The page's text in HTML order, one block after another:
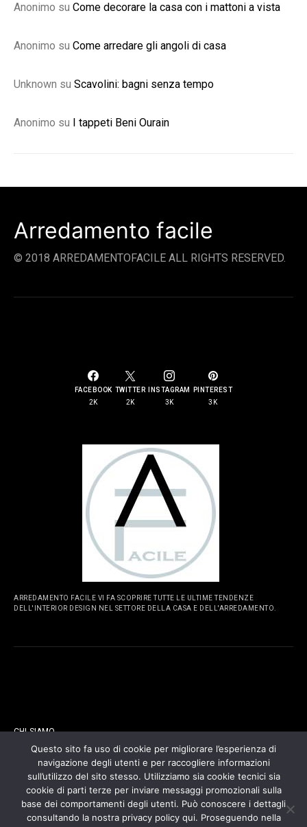
Anonimo su Come decorare la casa con i mattoni a vista
Anonimo su Come arredare gli angoli di casa
Unknown su Scavolini: bagni senza tempo
Anonimo su I tappeti Beni Ourain
Arredamento facile
© 2018 ARREDAMENTOFACILE ALL RIGHTS RESERVED.
FACEBOOK
2K
TWITTER
2K
INSTAGRAM
3K
PINTEREST
3K
ARREDAMENTO FACILE VI FA SCOPRIRE TUTTE LE ULTIME TENDENZE
DELL'INTERIOR DESIGN NEL SETTORE DELLA CASA E DELL'ARREDAMENTO.
CHI SIAMO
CONTATTI
COOKIES POLICY
Questo sito fa uso di cookie per migliorare l’esperienza di
navigazione degli utenti e per raccogliere informazioni
sull’utilizzo del sito stesso. Utilizziamo sia cookie tecnici sia
cookie di parti terze per inviare messaggi promozionali sulla
base dei comportamenti degli utenti. Può conoscere i dettagli
consultando la nostra privacy policy qui. Proseguendo nella